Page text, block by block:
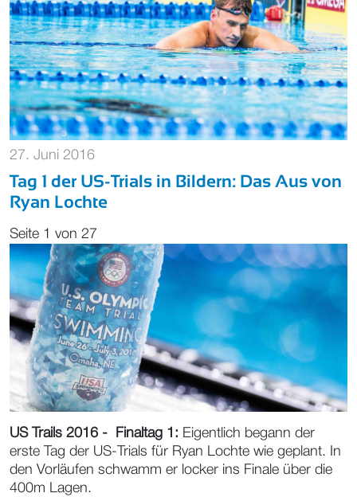
27. Juni 2016
Tag 1 der US-Trials in Bildern: Das Aus von
Ryan Lochte
Seite 1 von 27
US Trails 2016 - Finaltag 1: Eigentlich begann der
erste Tag der US-Trials für Ryan Lochte wie geplant. In
den Vorläufen schwamm er locker ins Finale über die
400m Lagen.